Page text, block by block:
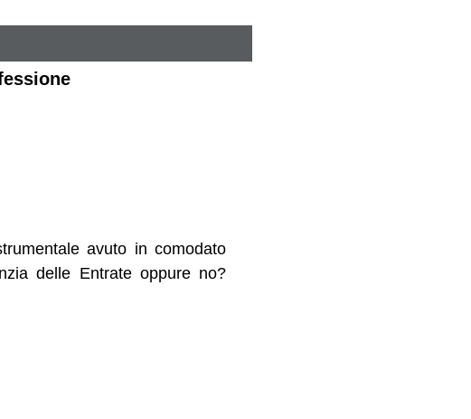
avuto in comodato
delle Entrate oppure no?